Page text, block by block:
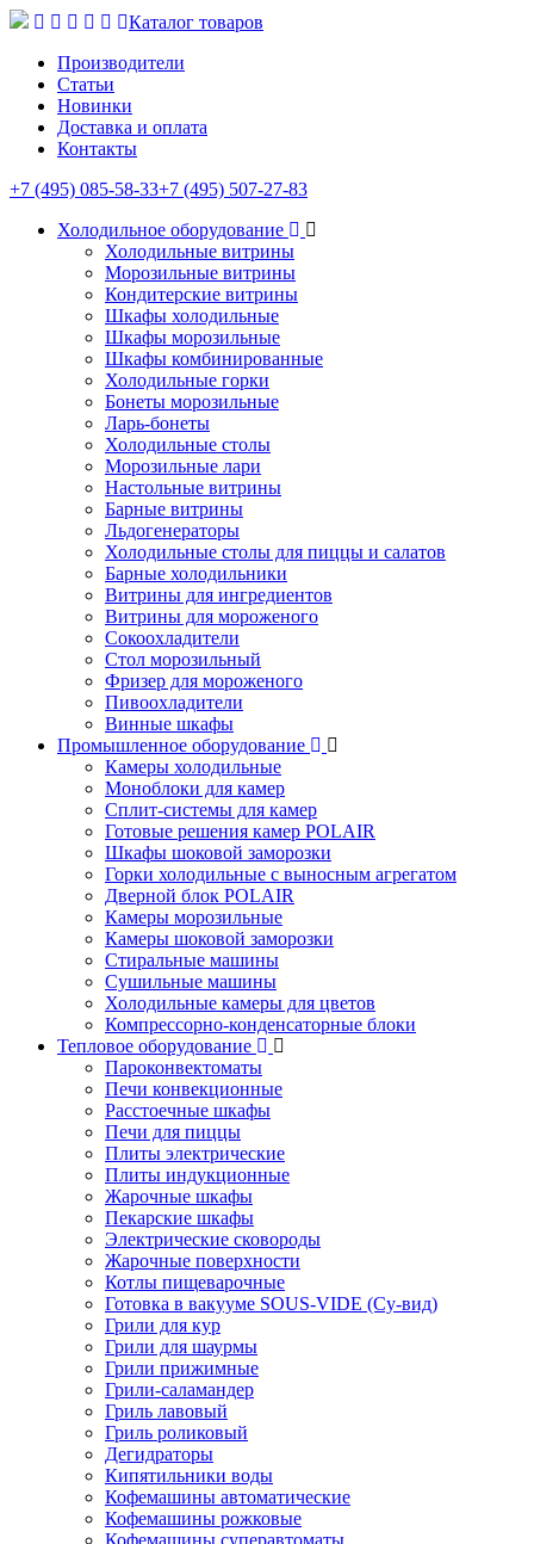
Каталог товаров
Производители
Статьи
Новинки
Доставка и оплата
Контакты
+7 (495) 085-58-33+7 (495) 507-27-83
Холодильное оборудование
Холодильные витрины
Морозильные витрины
Кондитерские витрины
Шкафы холодильные
Шкафы морозильные
Шкафы комбинированные
Холодильные горки
Бонеты морозильные
Ларь-бонеты
Холодильные столы
Морозильные лари
Настольные витрины
Барные витрины
Льдогенераторы
Холодильные столы для пиццы и салатов
Барные холодильники
Витрины для ингредиентов
Витрины для мороженого
Сокоохладители
Стол морозильный
Фризер для мороженого
Пивоохладители
Винные шкафы
Промышленное оборудование
Камеры холодильные
Моноблоки для камер
Сплит-системы для камер
Готовые решения камер POLAIR
Шкафы шоковой заморозки
Горки холодильные с выносным агрегатом
Дверной блок POLAIR
Камеры морозильные
Камеры шоковой заморозки
Стиральные машины
Сушильные машины
Холодильные камеры для цветов
Компрессорно-конденсаторные блоки
Тепловое оборудование
Пароконвектоматы
Печи конвекционные
Расстоечные шкафы
Печи для пиццы
Плиты электрические
Плиты индукционные
Жарочные шкафы
Пекарские шкафы
Электрические сковороды
Жарочные поверхности
Котлы пищеварочные
Готовка в вакууме SOUS-VIDE (Су-вид)
Грили для кур
Грили для шаурмы
Грили прижимные
Грили-саламандер
Гриль лавовый
Гриль роликовый
Дегидраторы
Кипятильники воды
Кофемашины автоматические
Кофемашины рожковые
Кофемашины суперавтоматы